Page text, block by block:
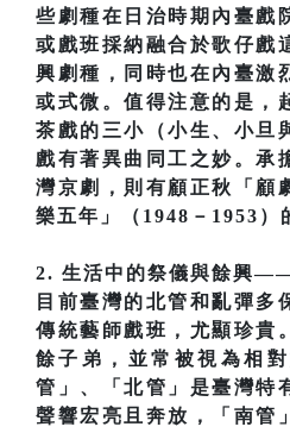
些劇種在日治時期內臺戲
或戲班採納融合於歌仔戲
興劇種，同時也在內臺激
或式微。值得注意的是，
茶戲的三小（小生、小旦
戲有著異曲同工之妙。承
灣京劇，則有顧正秋「顧
樂五年」（1948－1953）
2. 生活中的祭儀與餘興
目前臺灣的北管和亂彈多
傳統藝師戲班，尤顯珍貴
餘子弟，並常被視為相
管」、「北管」是臺灣特
聲響宏亮且奔放，「南管